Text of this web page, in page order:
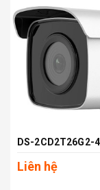
DS-2CD2T26G2-4I
Liên hệ